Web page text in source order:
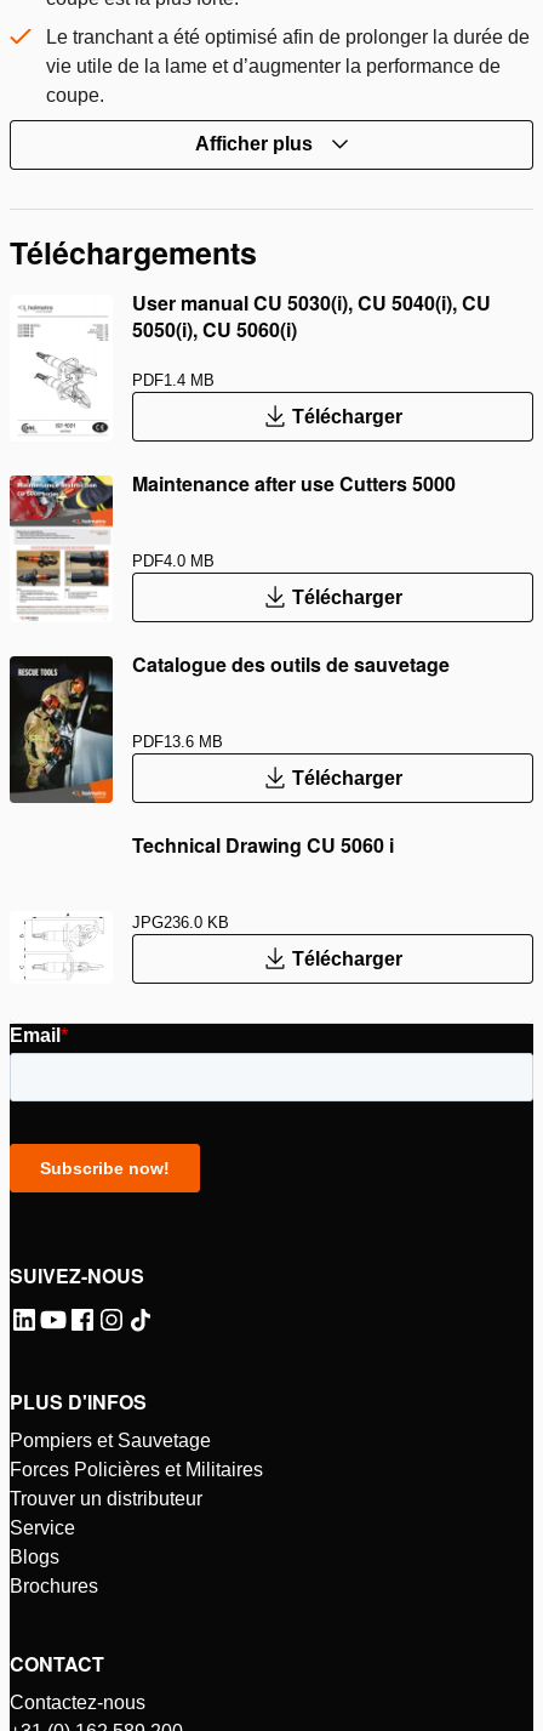
Le tranchant a été optimisé afin de prolonger la durée de
vie utile de la lame et d’augmenter la performance de
coupe.
Afficher plus
Téléchargements
User manual CU 5030(i), CU 5040(i), CU
5050(i), CU 5060(i)
PDF1.4 MB
Télécharger
Maintenance after use Cutters 5000
PDF4.0 MB
Télécharger
Catalogue des outils de sauvetage
PDF13.6 MB
Télécharger
Technical Drawing CU 5060 i
JPG236.0 KB
Télécharger
SUIVEZ-NOUS
PLUS D'INFOS
Pompiers et Sauvetage
Forces Policières et Militaires
Trouver un distributeur
Service
Blogs
Brochures
CONTACT
Contactez-nous